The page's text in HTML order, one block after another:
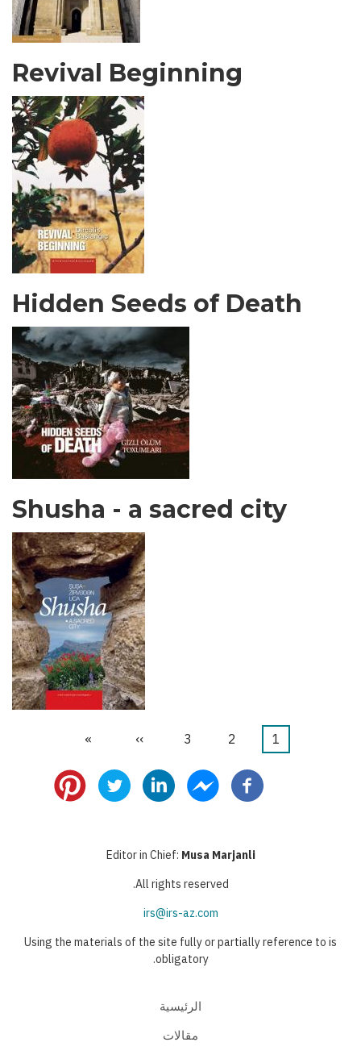
Revival Beginning
Hidden Seeds of Death
Shusha - a sacred city
Pagination
Current
1 الصفحة
2 الصفحة
3
Next
››
Last
»
Editor in Chief: Musa Marjanli
All rights reserved.
irs@irs-az.com
Using the materials of the site fully or partially reference to is
obligatory.
الرئيسية
مقالات